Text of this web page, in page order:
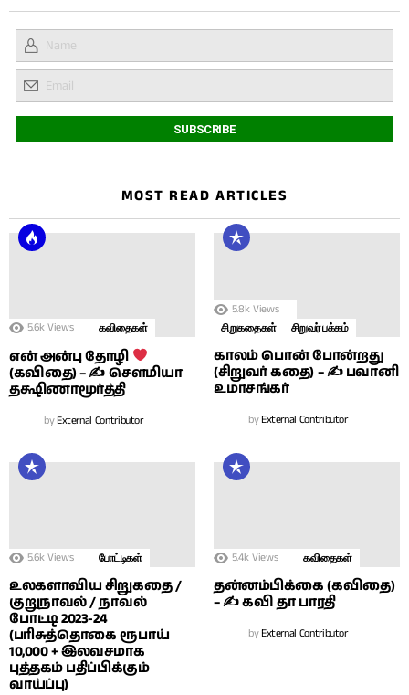
MOST READ ARTICLES
5.6k Views கவிதைகள்
என் அன்பு தோழி
(கவிதை) – ✍ சௌமியா
தக்ஷிணாமூர்த்தி
byExternal Contributor
5.8k Views
சிறுகதைகள் சிறுவர் பக்கம்
காலம் பொன் போன்றது
(சிறுவர் கதை) – ✍ பவானி
உமாசங்கர்
byExternal Contributor
5.6k Views போட்டிகள்
உலகளாவிய சிறுகதை /
குறுநாவல் / நாவல்
போட்டி 2023-24
(பரிசுத்தொகை ரூபாய்
10,000 + இலவசமாக
புத்தகம் பதிப்பிக்கும்
வாய்ப்பு)
5.4k Views கவிதைகள்
தன்னம்பிக்கை (கவிதை)
– ✍ கவி தா பாரதி
byExternal Contributor